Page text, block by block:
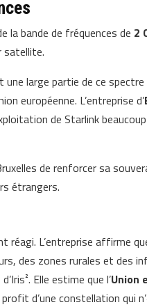
la bande de fréquences de 2
satellite.
une large partie de ce spectre
européenne. L’entreprise d’
de Starlink
de renforcer sa
étrangers.
réagi. L’entreprise affirme
des zones rurales et des
Elle estime que l’Union
d’une constellation qui